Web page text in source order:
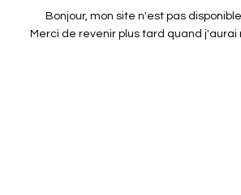
Bonjour, mon site n'est pas
Merci de revenir plus tard quand j'aurai